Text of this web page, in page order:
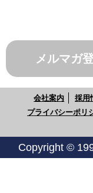
メルマガ
会社案内 採用
プライバシーポリ
Copyright ©